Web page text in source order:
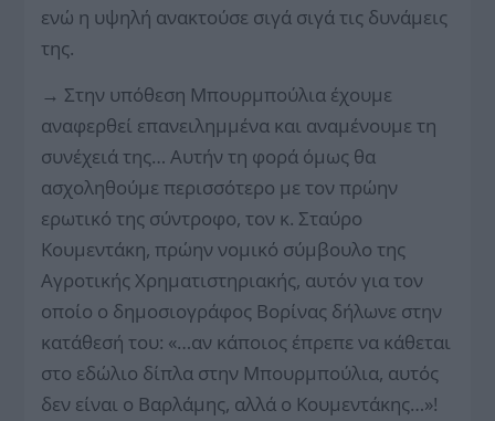
ενώ η υψηλή ανακτούσε σιγά σιγά τις δυνάμεις
της.
→ Στην υπόθεση Μπουρμπούλια έχουμε
αναφερθεί επανειλημμένα και αναμένουμε τη
συνέχειά της… Αυτήν τη φορά όμως θα
ασχοληθούμε περισσότερο με τον πρώην
ερωτικό της σύντροφο, τον κ. Σταύρο
Κουμεντάκη, πρώην νομικό σύμβουλο της
Αγροτικής Χρηματιστηριακής, αυτόν για τον
οποίο ο δημοσιογράφος Βορίνας δήλωνε στην
κατάθεσή του: «…αν κάποιος έπρεπε να κάθεται
στο εδώλιο δίπλα στην Μπουρμπούλια, αυτός
δεν είναι ο Βαρλάμης, αλλά ο Κουμεντάκης…»!